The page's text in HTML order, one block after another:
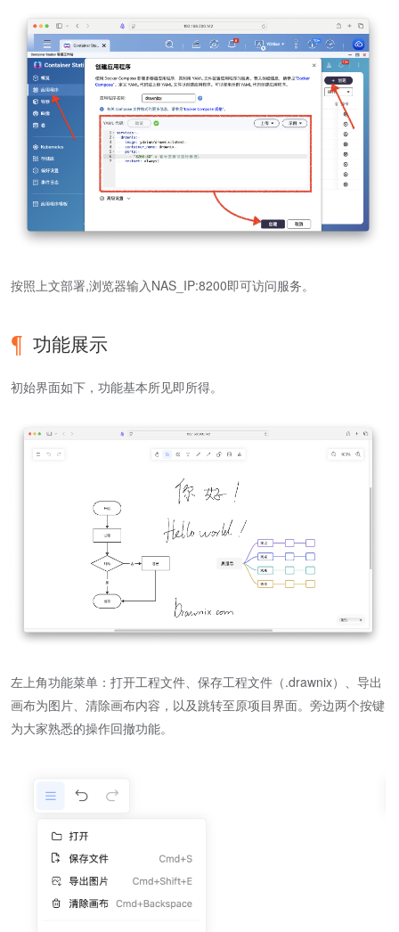
按照上文部署,浏览器输入NAS_IP:8200即可访问服务。
功能展示
初始界面如下，功能基本所见即所得。
左上角功能菜单：打开工程文件、保存工程文件（.drawnix）、导出
画布为图片、清除画布内容，以及跳转至原项目界面。旁边两个按键
为大家熟悉的操作回撤功能。